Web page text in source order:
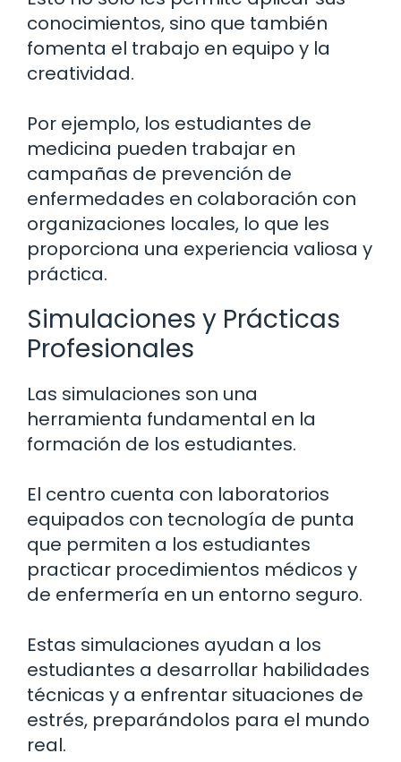
conocimientos, sino que también
fomenta el trabajo en equipo y la
creatividad.
Por ejemplo, los estudiantes de
medicina pueden trabajar en
campañas de prevención de
enfermedades en colaboración con
organizaciones locales, lo que les
proporciona una experiencia valiosa y
práctica.
Simulaciones y Prácticas
Profesionales
Las simulaciones son una
herramienta fundamental en la
formación de los estudiantes.
El centro cuenta con laboratorios
equipados con tecnología de punta
que permiten a los estudiantes
practicar procedimientos médicos y
de enfermería en un entorno seguro.
Estas simulaciones ayudan a los
estudiantes a desarrollar habilidades
técnicas y a enfrentar situaciones de
estrés, preparándolos para el mundo
real.